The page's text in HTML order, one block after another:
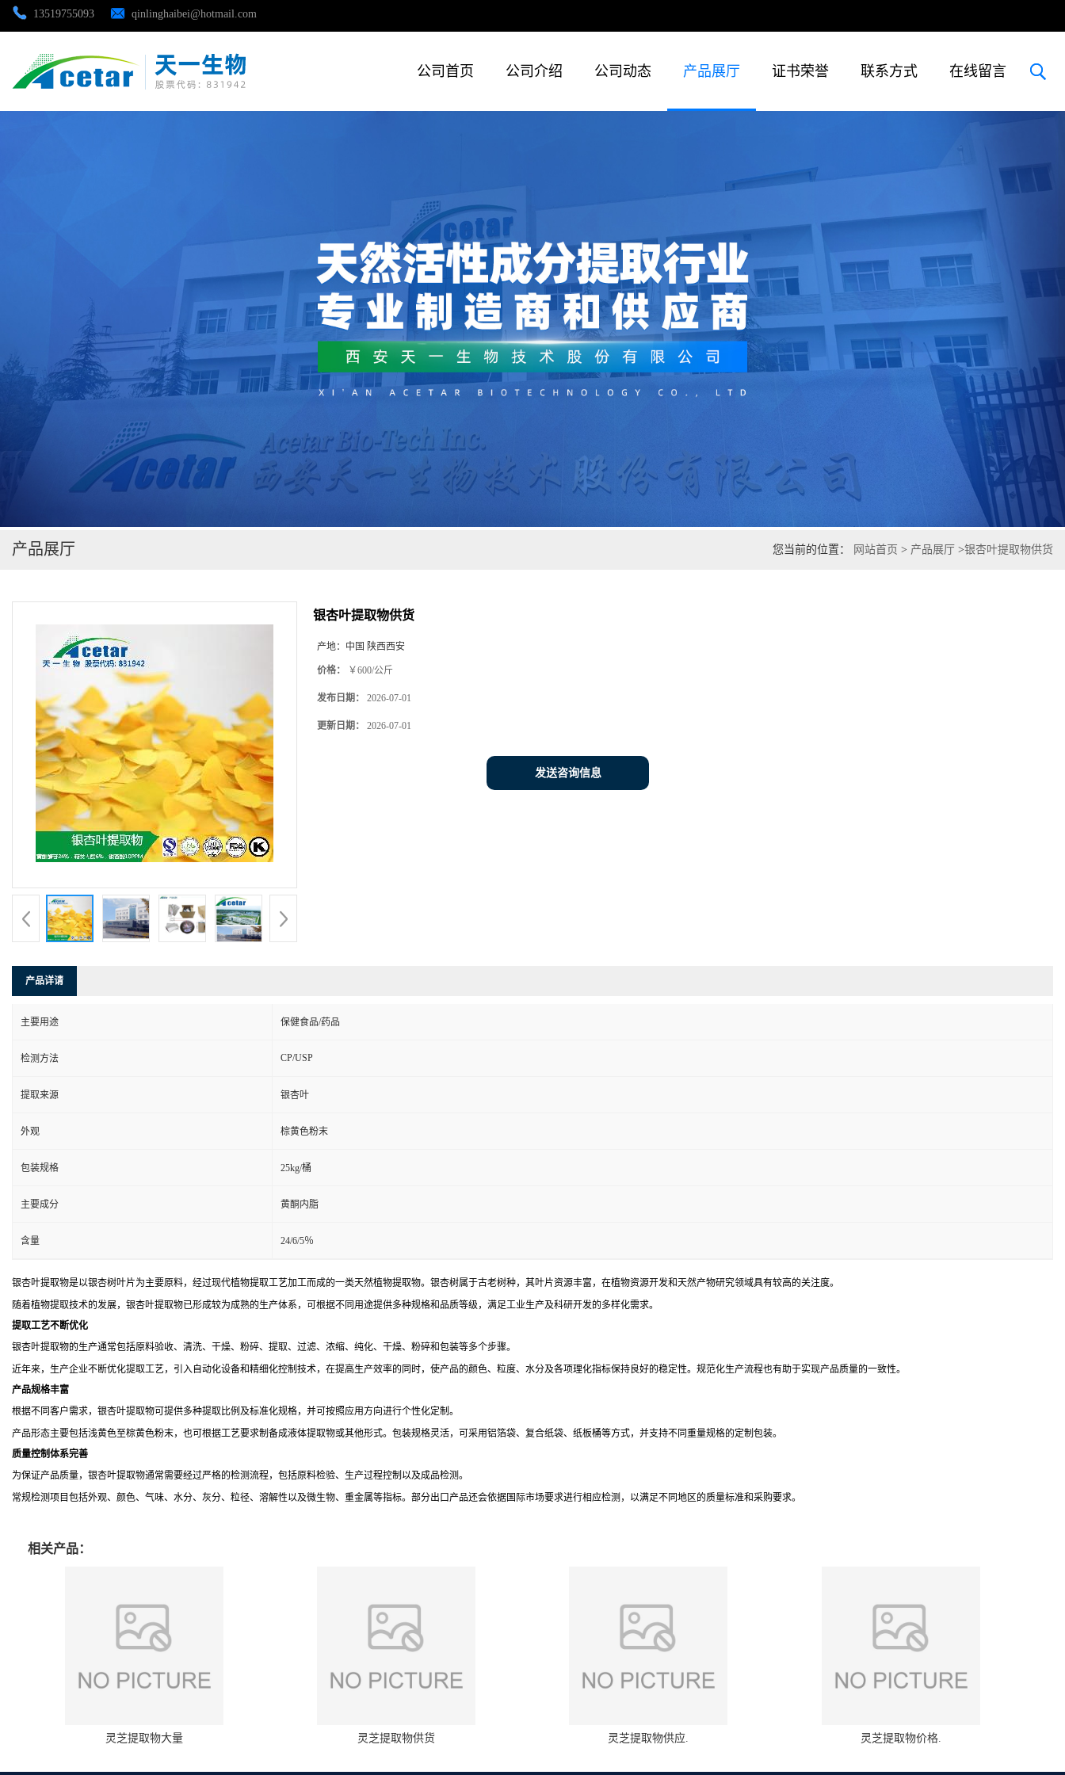
13519755093 qinlinghaibei@hotmail.com
公司首页 公司介绍 公司动态 产品展厅 证书荣誉 联系方式 在线留言
在线留言
产品展厅 您当前的位置： 网站首页 > 产品展厅 >银杏叶提取物供货
银杏叶提取物供货
产地： 中国 陕西西安
价格： ￥600/公斤
发布日期： 2026-07-01
更新日期： 2026-07-01
发送咨询信息
产品详请
主要用途 保健食品/药品
检测方法 CP/USP
提取来源 银杏叶
外观 棕黄色粉末
包装规格 25kg/桶
主要成分 黄酮内脂
含量 24/6/5％
银杏叶提取物是以银杏树叶片为主要原料，经过现代植物提取工艺加工而成的一类天然植物提取物。银杏树属于古老树种，其叶片资源丰富，在植物资源开发和天然产物研究领域具有较高的关注度。
随着植物提取技术的发展，银杏叶提取物已形成较为成熟的生产体系，可根据不同用途提供多种规格和品质等级，满足工业生产及科研开发的多样化需求。
提取工艺不断优化
银杏叶提取物的生产通常包括原料验收、清洗、干燥、粉碎、提取、过滤、浓缩、纯化、干燥、粉碎和包装等多个步骤。
近年来，生产企业不断优化提取工艺，引入自动化设备和精细化控制技术，在提高生产效率的同时，使产品的颜色、粒度、水分及各项理化指标保持良好的稳定性。规范化生产流程也有助于实现产品质量的一致性。
产品规格丰富
根据不同客户需求，银杏叶提取物可提供多种提取比例及标准化规格，并可按照应用方向进行个性化定制。
产品形态主要包括浅黄色至棕黄色粉末，也可根据工艺要求制备成液体提取物或其他形式。包装规格灵活，可采用铝箔袋、复合纸袋、纸板桶等方式，并支持不同重量规格的定制包装。
质量控制体系完善
为保证产品质量，银杏叶提取物通常需要经过严格的检测流程，包括原料检验、生产过程控制以及成品检测。
常规检测项目包括外观、颜色、气味、水分、灰分、粒径、溶解性以及微生物、重金属等指标。部分出口产品还会依据国际市场要求进行相应检测，以满足不同地区的质量标准和采购要求。
相关产品：
灵芝提取物大量 灵芝提取物供货 灵芝提取物供应. 灵芝提取物价格.